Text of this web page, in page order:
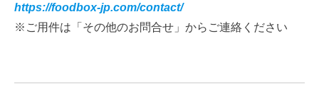
https://foodbox-jp.com/contact/
※ご用件は「その他のお問合せ」からご連絡ください